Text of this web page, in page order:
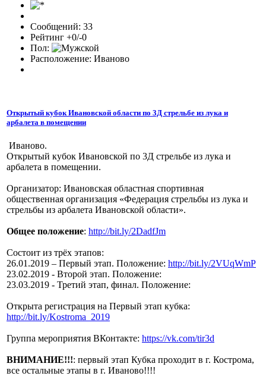
Сообщений: 33
Рейтинг +0/-0
Пол:
Расположение: Иваново
Открытый кубок Ивановской области по 3Д стрельбе из лука и
арбалета в помещении
Иваново.
Открытый кубок Ивановской по 3Д стрельбе из лука и
арбалета в помещении.
Организатор: Ивановская областная спортивная
общественная организация «Федерация стрельбы из лука и
стрельбы из арбалета Ивановской области».
Общее положение: http://bit.ly/2DadfJm
Состоит из трёх этапов:
26.01.2019 – Первый этап. Положение: http://bit.ly/2VUqWmP
23.02.2019 - Второй этап. Положение:
23.03.2019 - Третий этап, финал. Положение:
Открыта регистрация на Первый этап кубка:
http://bit.ly/Kostroma_2019
Группа мероприятия ВКонтакте: https://vk.com/tir3d
ВНИМАНИЕ!!!: первый этап Кубка проходит в г. Кострома,
все остальные этапы в г. Иваново!!!!